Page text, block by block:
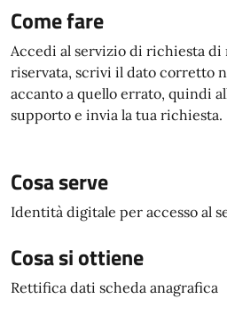
Come fare
Accedi al servizio di richiesta di
riservata, scrivi il dato corretto
accanto a quello errato, quindi
supporto e invia la tua richiesta.
Cosa serve
Identità digitale per accesso al
Cosa si ottiene
Rettifica dati scheda anagrafica